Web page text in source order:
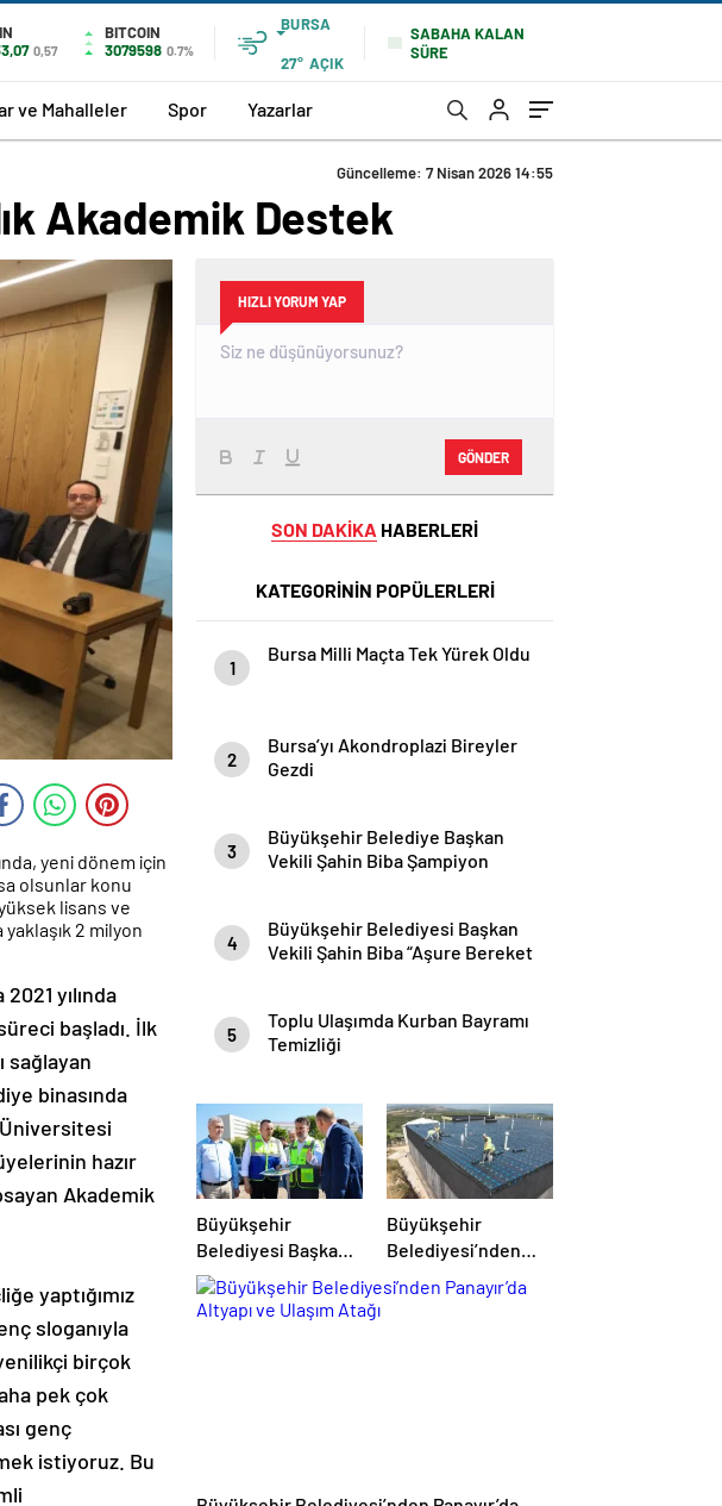
0,57
BITCOIN
3079598 0.7%
BURSA
27° AÇIK
SABAHA KALAN
SÜRE
ve Mahalleler Spor Yazarlar
Güncelleme: 7 Nisan 2026 14:55
Akademik Destek
yeni dönem için
olsunlar konu
lisans ve
2 milyon
yılında
başladı. İlk
sağlayan
binasında
hazır
Akademik
yaptığımız
sloganıyla
birçok
pek çok
genç
istiyoruz. Bu
HIZLI YORUM YAP
GÖNDER
SON DAKİKA HABERLERİ
KATEGORİNİN POPÜLERLERİ
1
Bursa Milli Maçta Tek Yürek Oldu
2
Bursa’yı Akondroplazi Bireyler
Gezdi
3
Büyükşehir Belediye Başkan
Vekili Şahin Biba Şampiyon
4
Büyükşehir Belediyesi Başkan
Vekili Şahin Biba “Aşure Bereket
5
Toplu Ulaşımda Kurban Bayramı
Temizliği
Büyükşehir
Belediyesi Başkan
Vekili Şahin Biba
“Şehir Hastanesi
Otoparkı Bu Ay
Büyükşehir
Belediyesi’nden
Mudanya’nın
Altyapısında Güçlü